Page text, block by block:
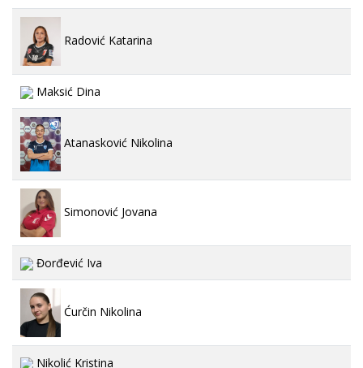
Radović Katarina
Maksić Dina
Atanasković Nikolina
Simonović Jovana
Đorđević Iva
Ćurčin Nikolina
Nikolić Kristina